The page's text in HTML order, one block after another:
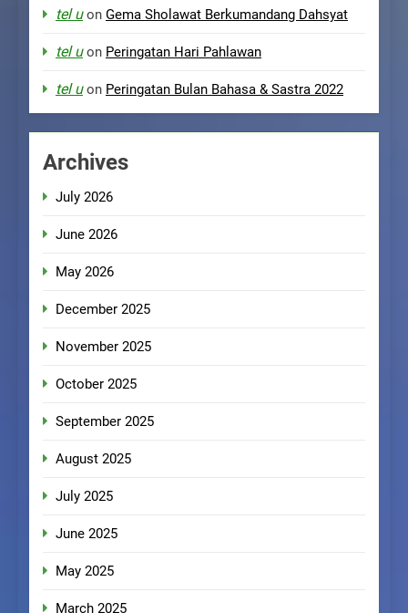
tel uon Gema Sholawat Berkumandang Dahsyat
tel uon Peringatan Hari Pahlawan
tel uon Peringatan Bulan Bahasa & Sastra 2022
Archives
July 2026
June 2026
May 2026
December 2025
November 2025
October 2025
September 2025
August 2025
July 2025
June 2025
May 2025
March 2025